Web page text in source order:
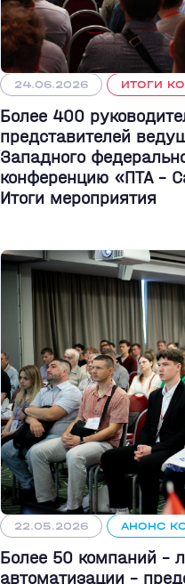
24.06.2026 ИТОГИ
Более 400
представителей
Западного
конференцию «ПТА –
Итоги мероприятия
22.05.2026 АНОНС
Более 50 компаний -
автоматизации -